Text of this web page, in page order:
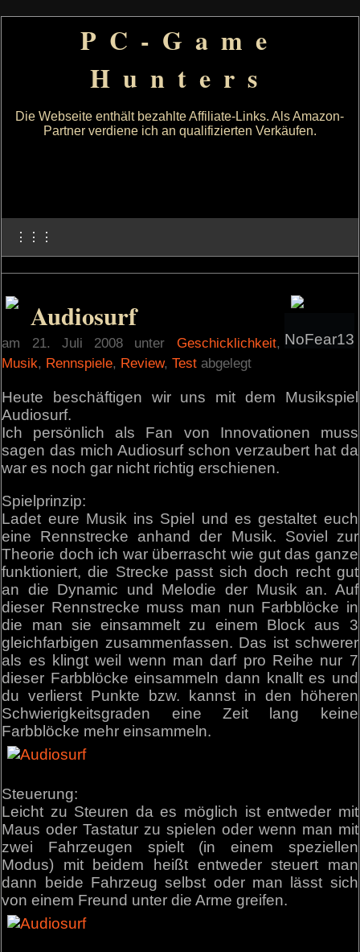
PC-Game
Hunters
Die Webseite enthält bezahlte Affiliate-Links. Als Amazon-
Partner verdiene ich an qualifizierten Verkäufen.
⋮⋮⋮
NoFear13
Audiosurf
am 21. Juli 2008 unter Geschicklichkeit,
Musik, Rennspiele, Review,Test abgelegt
Heute beschäftigen wir uns mit dem Musikspiel
Audiosurf.
Ich persönlich als Fan von Innovationen muss
sagen das mich Audiosurf schon verzaubert hat da
war es noch gar nicht richtig erschienen.
Spielprinzip:
Ladet eure Musik ins Spiel und es gestaltet euch
eine Rennstrecke anhand der Musik. Soviel zur
Theorie doch ich war überrascht wie gut das ganze
funktioniert, die Strecke passt sich doch recht gut
an die Dynamic und Melodie der Musik an. Auf
dieser Rennstrecke muss man nun Farbblöcke in
die man sie einsammelt zu einem Block aus 3
gleichfarbigen zusammenfassen. Das ist schwerer
als es klingt weil wenn man darf pro Reihe nur 7
dieser Farbblöcke einsammeln dann knallt es und
du verlierst Punkte bzw. kannst in den höheren
Schwierigkeitsgraden eine Zeit lang keine
Farbblöcke mehr einsammeln.
Steuerung:
Leicht zu Steuren da es möglich ist entweder mit
Maus oder Tastatur zu spielen oder wenn man mit
zwei Fahrzeugen spielt (in einem speziellen
Modus) mit beidem heißt entweder steuert man
dann beide Fahrzeug selbst oder man lässt sich
von einem Freund unter die Arme greifen.